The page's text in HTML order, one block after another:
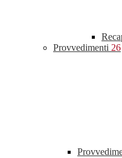
Provvedimenti 26